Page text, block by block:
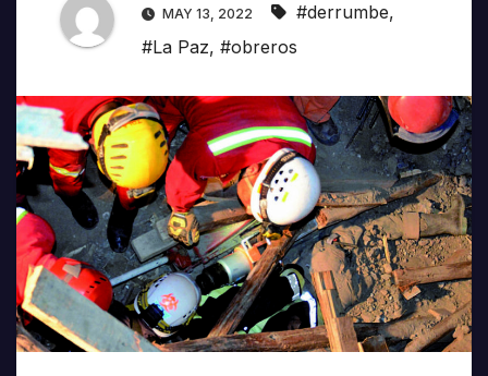
MAY 13, 2022 #derrumbe,
#La Paz, #obreros